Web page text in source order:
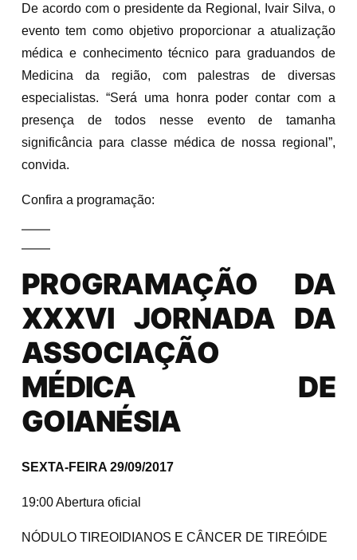
De acordo com o presidente da Regional, Ivair Silva, o
evento tem como objetivo proporcionar a atualização
médica e conhecimento técnico para graduandos de
Medicina da região, com palestras de diversas
especialistas. “Será uma honra poder contar com a
presença de todos nesse evento de tamanha
significância para classe médica de nossa regional”,
convida.
Confira a programação:
PROGRAMAÇÃO DA
XXXVI JORNADA DA
ASSOCIAÇÃO
MÉDICA DE
GOIANÉSIA
SEXTA-FEIRA 29/09/2017
19:00 Abertura oficial
NÓDULO TIREOIDIANOS E CÂNCER DE TIREÓIDE